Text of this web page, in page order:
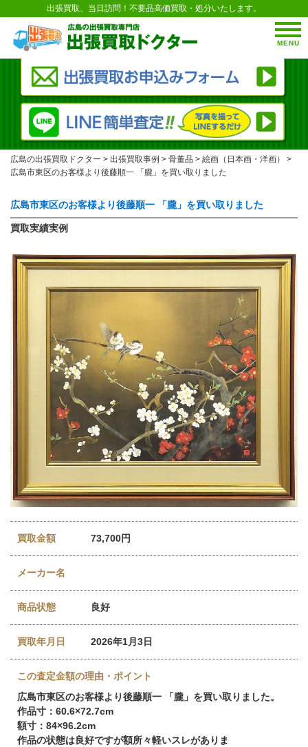
MENU
出張買取、当日訪問！不要品高価買取・処分いたします。
広島の出張買取ドクター > 出張買取事例 > 骨董品 > 絵画（日本画・洋画）
>
広島市東区のお客様より後藤順一 「朧」を買い取りました
広島市東区のお客様より後藤順一 「朧」を買い取りました
買取実績実例
買取金額 73,700円
メーカー名
商品状態 良好
買取年月日 2026年1月3日
この査定金額の理由・ポイント
広島市東区のお客様より後藤順一 「朧」を買い取りました。
作品寸：60.6×72.7cm
額寸：84×96.2cm
作品の状態は良好ですが額所々軽いスレがありま